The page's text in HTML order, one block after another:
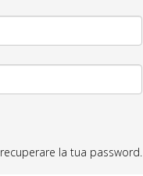
la tua password.